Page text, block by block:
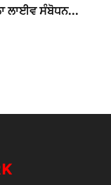
ਲਾਈਵ ਸੰਬੋਧਨ...